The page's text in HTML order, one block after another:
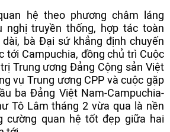
hệ theo phương châm láng
nghị truyền thống, hợp tác toàn
bà Đại sứ khẳng định chuyến
tới Campuchia, đồng chủ trì Cuộc
Trung ương Đảng Cộng sản Việt
vụ Trung ương CPP và cuộc gặp
ba Đảng Việt Nam-Campuchia-
Tô Lâm tháng 2 vừa qua là nền
cường quan hệ tốt đẹp giữa hai